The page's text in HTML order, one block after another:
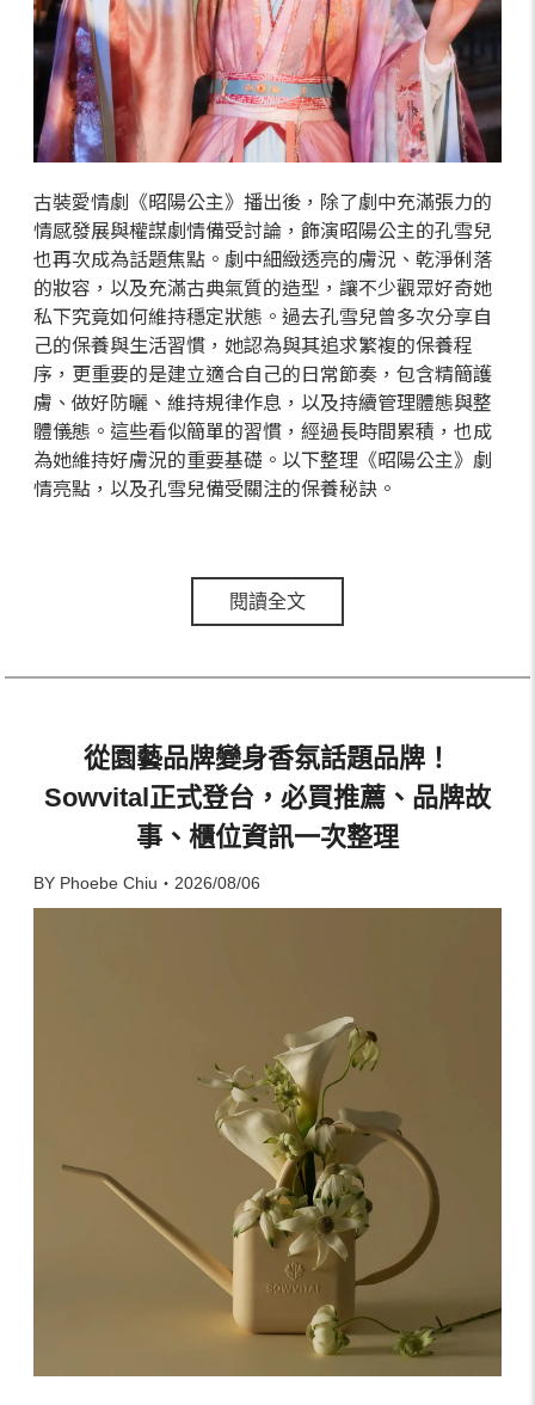
古裝愛情劇《昭陽公主》播出後，除了劇中充滿張力的
情感發展與權謀劇情備受討論，飾演昭陽公主的孔雪兒
也再次成為話題焦點。劇中細緻透亮的膚況、乾淨俐落
的妝容，以及充滿古典氣質的造型，讓不少觀眾好奇她
私下究竟如何維持穩定狀態。過去孔雪兒曾多次分享自
己的保養與生活習慣，她認為與其追求繁複的保養程
序，更重要的是建立適合自己的日常節奏，包含精簡護
膚、做好防曬、維持規律作息，以及持續管理體態與整
體儀態。這些看似簡單的習慣，經過長時間累積，也成
為她維持好膚況的重要基礎。以下整理《昭陽公主》劇
情亮點，以及孔雪兒備受關注的保養秘訣。
閱讀全文
從園藝品牌變身香氛話題品牌！
Sowvital正式登台，必買推薦、品牌故
事、櫃位資訊一次整理
BY Phoebe Chiu・2026/08/06